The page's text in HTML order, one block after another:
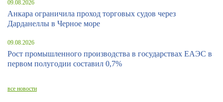
09.08.2026
Анкара ограничила проход торговых судов через
Дарданеллы в Черное море
09.08.2026
Рост промышленного производства в государствах ЕАЭС в
первом полугодии составил 0,7%
все новости